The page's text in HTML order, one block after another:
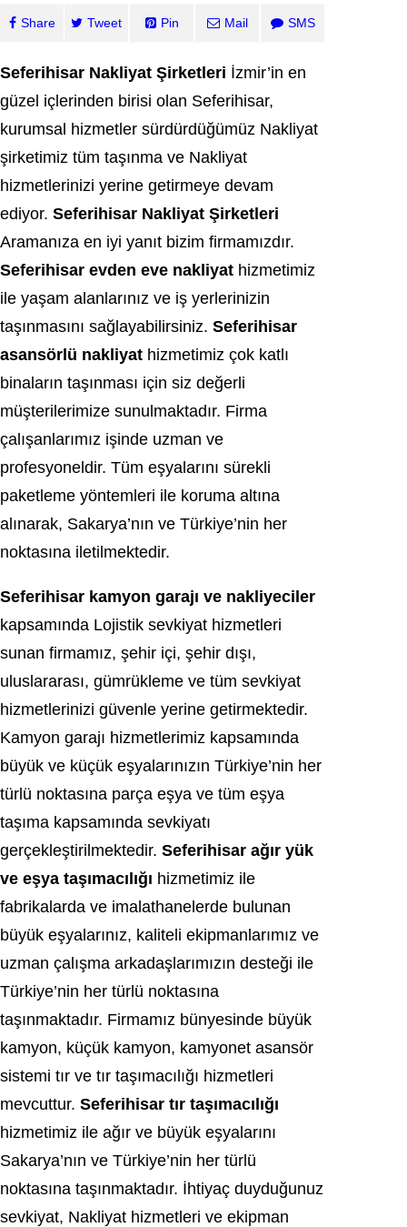
Share Tweet Pin Mail SMS
Seferihisar Nakliyat Şirketleri İzmir’in en
güzel içlerinden birisi olan Seferihisar,
kurumsal hizmetler sürdürdüğümüz Nakliyat
şirketimiz tüm taşınma ve Nakliyat
hizmetlerinizi yerine getirmeye devam
ediyor. Seferihisar Nakliyat Şirketleri
Aramanıza en iyi yanıt bizim firmamızdır.
Seferihisar evden eve nakliyat hizmetimiz
ile yaşam alanlarınız ve iş yerlerinizin
taşınmasını sağlayabilirsiniz. Seferihisar
asansörlü nakliyat hizmetimiz çok katlı
binaların taşınması için siz değerli
müşterilerimize sunulmaktadır. Firma
çalışanlarımız işinde uzman ve
profesyoneldir. Tüm eşyalarını sürekli
paketleme yöntemleri ile koruma altına
alınarak, Sakarya’nın ve Türkiye’nin her
noktasına iletilmektedir.
Seferihisar kamyon garajı ve nakliyeciler
kapsamında Lojistik sevkiyat hizmetleri
sunan firmamız, şehir içi, şehir dışı,
uluslararası, gümrükleme ve tüm sevkiyat
hizmetlerinizi güvenle yerine getirmektedir.
Kamyon garajı hizmetlerimiz kapsamında
büyük ve küçük eşyalarınızın Türkiye’nin her
türlü noktasına parça eşya ve tüm eşya
taşıma kapsamında sevkiyatı
gerçekleştirilmektedir. Seferihisar ağır yük
ve eşya taşımacılığı hizmetimiz ile
fabrikalarda ve imalathanelerde bulunan
büyük eşyalarınız, kaliteli ekipmanlarımız ve
uzman çalışma arkadaşlarımızın desteği ile
Türkiye’nin her türlü noktasına
taşınmaktadır. Firmamız bünyesinde büyük
kamyon, küçük kamyon, kamyonet asansör
sistemi tır ve tır taşımacılığı hizmetleri
mevcuttur. Seferihisar tır taşımacılığı
hizmetimiz ile ağır ve büyük eşyalarını
Sakarya’nın ve Türkiye’nin her türlü
noktasına taşınmaktadır. İhtiyaç duyduğunuz
sevkiyat, Nakliyat hizmetleri ve ekipman